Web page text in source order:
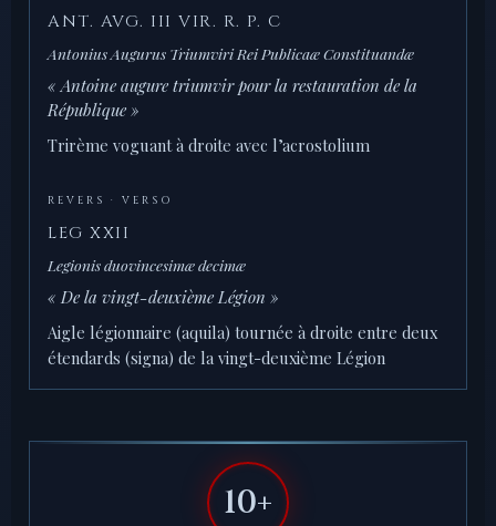
ANT. AVG. III VIR. R. P. C
Antonius Augurus Triumviri Rei Publicaæ Constituandæ
« Antoine augure triumvir pour la restauration de la
République »
Trirème voguant à droite avec l’acrostolium
REVERS · VERSO
LEG XXII
Legionis duovincesimæ decimæ
« De la vingt-deuxième Légion »
Aigle légionnaire (aquila) tournée à droite entre deux
étendards (signa) de la vingt-deuxième Légion
10+